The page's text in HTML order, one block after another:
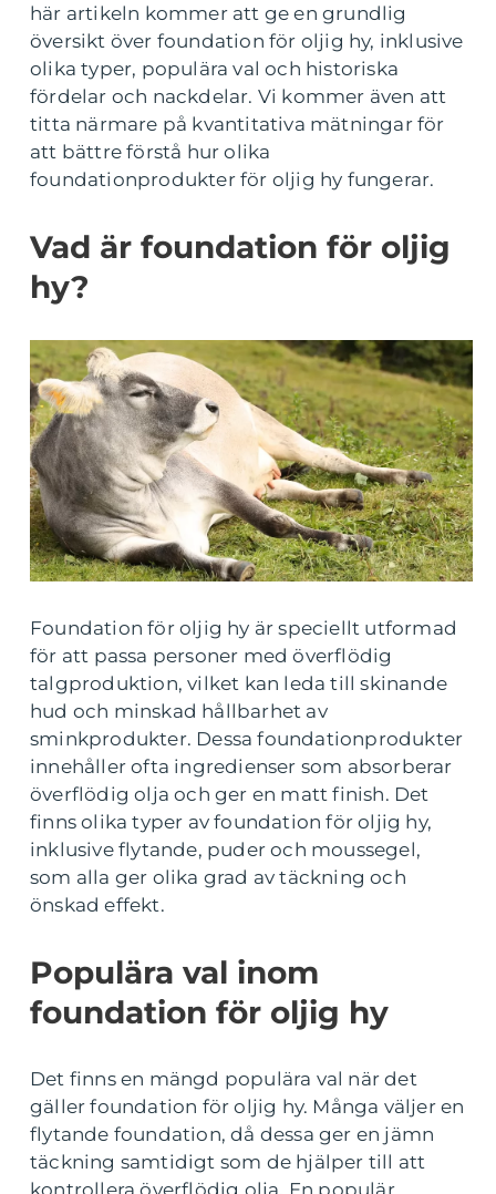
här artikeln kommer att ge en grundlig
översikt över foundation för oljig hy, inklusive
olika typer, populära val och historiska
fördelar och nackdelar. Vi kommer även att
titta närmare på kvantitativa mätningar för
att bättre förstå hur olika
foundationprodukter för oljig hy fungerar.
Vad är foundation för oljig
hy?
Foundation för oljig hy är speciellt utformad
för att passa personer med överflödig
talgproduktion, vilket kan leda till skinande
hud och minskad hållbarhet av
sminkprodukter. Dessa foundationprodukter
innehåller ofta ingredienser som absorberar
överflödig olja och ger en matt finish. Det
finns olika typer av foundation för oljig hy,
inklusive flytande, puder och moussegel,
som alla ger olika grad av täckning och
önskad effekt.
Populära val inom
foundation för oljig hy
Det finns en mängd populära val när det
gäller foundation för oljig hy. Många väljer en
flytande foundation, då dessa ger en jämn
täckning samtidigt som de hjälper till att
kontrollera överflödig olja. En populär